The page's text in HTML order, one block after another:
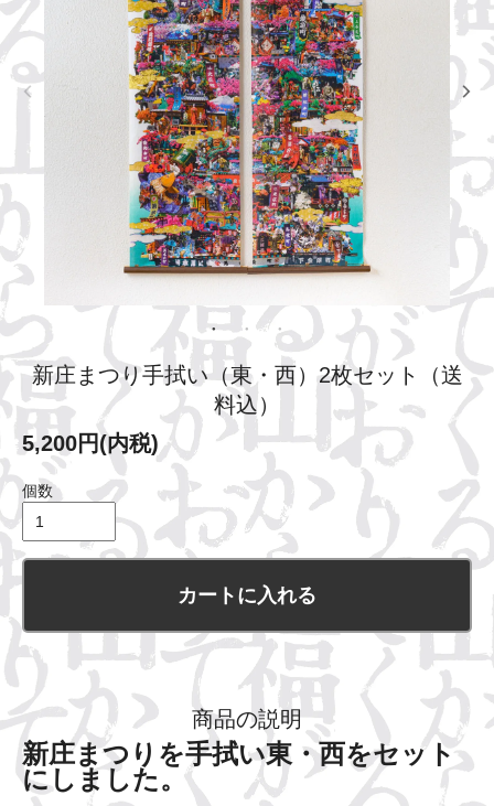
新庄まつり手拭い（東・西）2枚セット（送
料込）
5,200円(内税)
個数
カートに入れる
商品の説明
新庄まつりを手拭い東・西をセット
にしました。